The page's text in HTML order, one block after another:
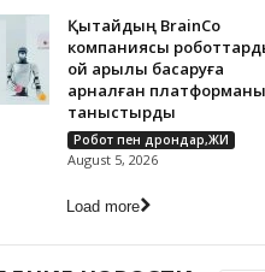
Қытайдың BrainCo
компаниясы
ой арқылы басқаруға
арналған платформаны
таныстырды
Робот пен дрондар,ЖИ
August 5, 2026
Load more